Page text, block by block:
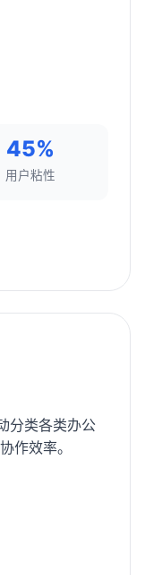
45%
用户粘性
分类各类办公
作效率。